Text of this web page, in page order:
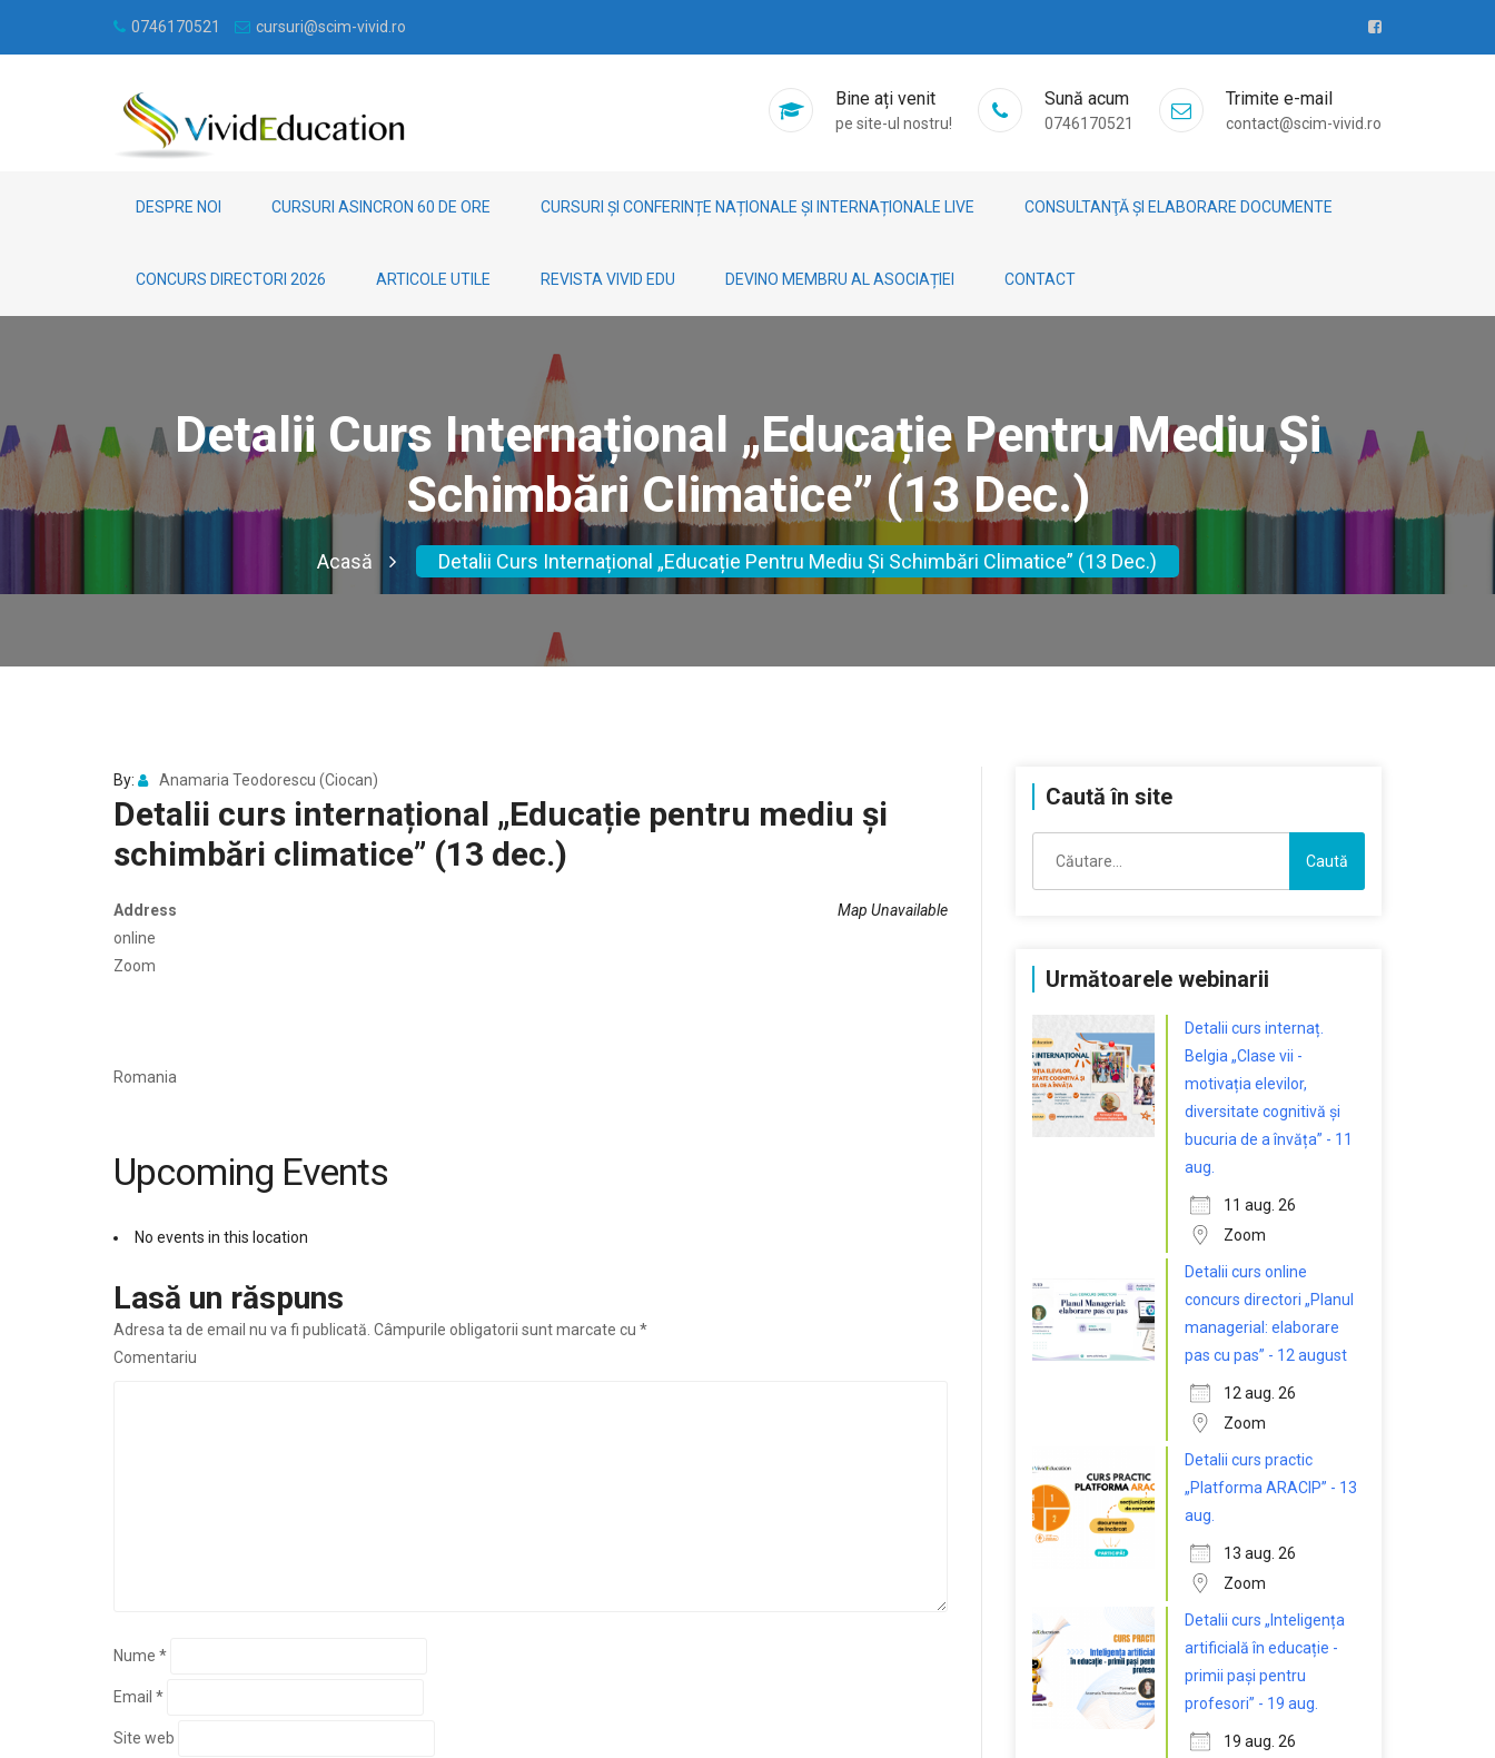
0746170521 cursuri@scim-vivid.ro
Bine ați venit
pe site-ul nostru!
Sună acum
0746170521
Trimite e-mail
contact@scim-vivid.ro
DESPRE NOI CURSURI ASINCRON 60 DE ORE CURSURI ȘI CONFERINȚE NAȚIONALE ȘI INTERNAȚIONALE LIVE CONSULTANŢĂ ȘI ELABORARE DOCUMENTE
CONCURS DIRECTORI 2026 ARTICOLE UTILE REVISTA VIVID EDU DEVINO MEMBRU AL ASOCIAȚIEI CONTACT
Detalii Curs Internațional „Educație Pentru Mediu Și
Schimbări Climatice” (13 Dec.)
Acasă Detalii Curs Internațional „Educație Pentru Mediu Și Schimbări Climatice” (13 Dec.)
By: Anamaria Teodorescu (Ciocan)
Detalii curs internațional „Educație pentru mediu și
schimbări climatice” (13 dec.)
Map Unavailable
Address
online
Zoom
Romania
Upcoming Events
No events in this location
Lasă un răspuns
Adresa ta de email nu va fi publicată. Câmpurile obligatorii sunt marcate cu *
Comentariu
Nume *
Email *
Site web
Caută în site
după:
Următoarele webinarii
Detalii curs internaț.
Belgia „Clase vii -
motivația elevilor,
diversitate cognitivă și
bucuria de a învăța” - 11
aug.
11 aug. 26
Zoom
Detalii curs online
concurs directori „Planul
managerial: elaborare
pas cu pas” - 12 august
12 aug. 26
Zoom
Detalii curs practic
„Platforma ARACIP” - 13
aug.
13 aug. 26
Zoom
Detalii curs „Inteligența
artificială în educație -
primii pași pentru
profesori” - 19 aug.
19 aug. 26